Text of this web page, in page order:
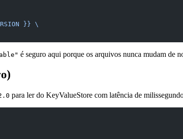
}} \
é seguro aqui porque os arquivos nunca mudam de
para ler do KeyValueStore com latência de